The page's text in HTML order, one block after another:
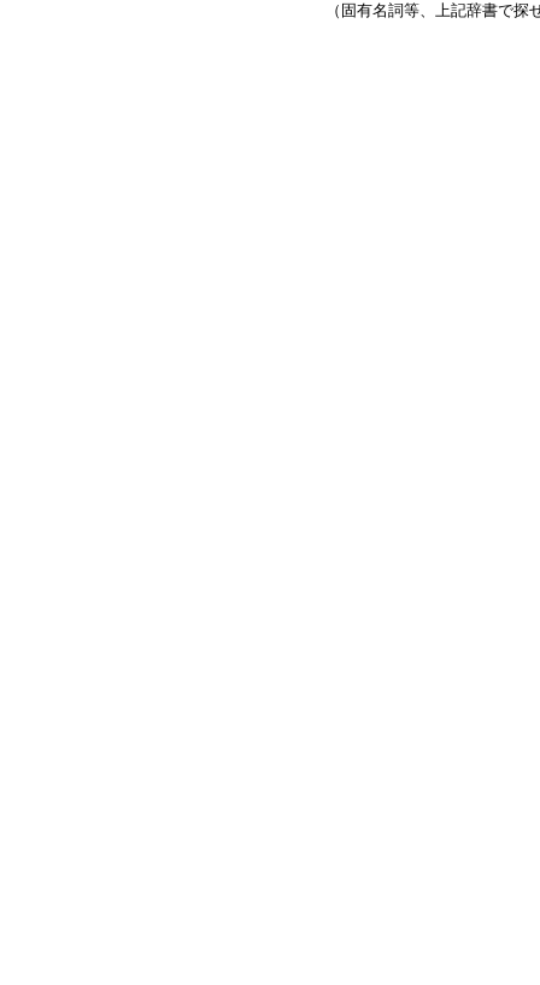
（固有名詞等、上記辞書で探